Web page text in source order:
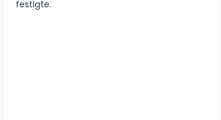
festigte.